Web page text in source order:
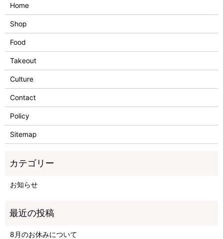
Home
Shop
Food
Takeout
Culture
Contact
Policy
Sitemap
お知らせ
8月のお休みについて